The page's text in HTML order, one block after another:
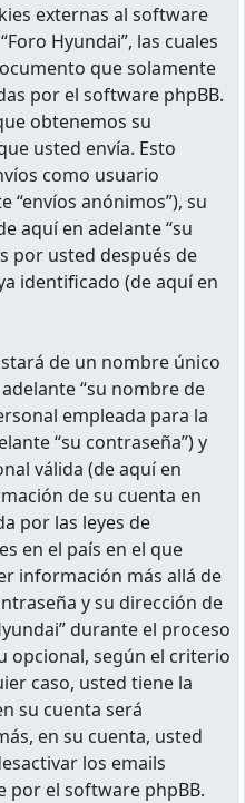
externas al software
Hyundai”, las cuales
que solamente
por el software phpBB.
obtenemos su
usted envía. Esto
como usuario
“envíos anónimos”), su
aquí en adelante “su
por usted después de
identificado (de aquí en
de un nombre único
“su nombre de
empleada para la
“su contraseña”) y
válida (de aquí en
de su cuenta en
por las leyes de
en el país en el que
información más allá de
y su dirección de
durante el proceso
opcional, según el criterio
caso, usted tiene la
su cuenta será
en su cuenta, usted
los emails
por el software phpBB.